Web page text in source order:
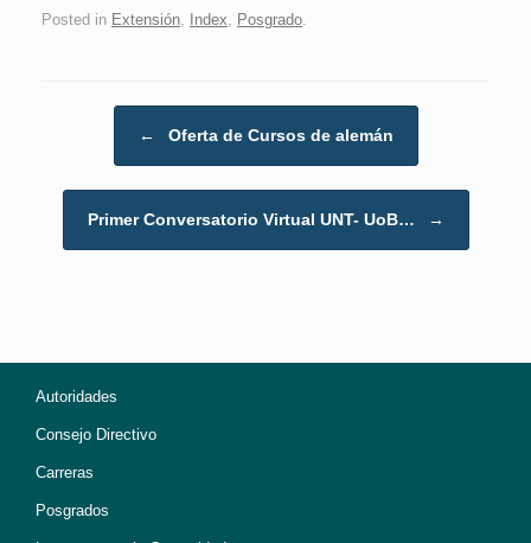
Posted in Extensión Index Posgrado
← Oferta de Cursos de alemán
Primer Conversatorio Virtual UNT- UoB… →
Autoridades
Consejo Directivo
Carreras
Posgrados